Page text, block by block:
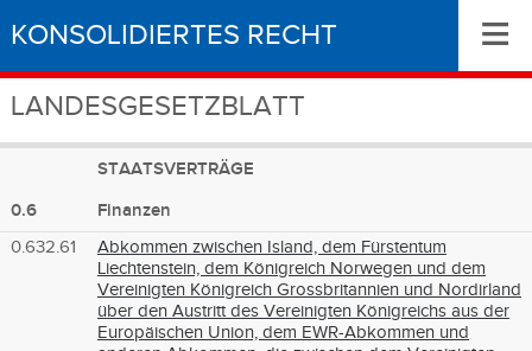
KONSOLIDIERTES RECHT
LANDESGESETZBLATT
≡
STAATSVERTRÄGE
0.6
Finanzen
0.632.61
Abkommen zwischen Island, dem Fürstentum
Liechtenstein, dem Königreich Norwegen und dem
Vereinigten Königreich Grossbritannien und Nordirland
über den Austritt des Vereinigten Königreichs aus der
Europäischen Union, dem EWR-Abkommen und